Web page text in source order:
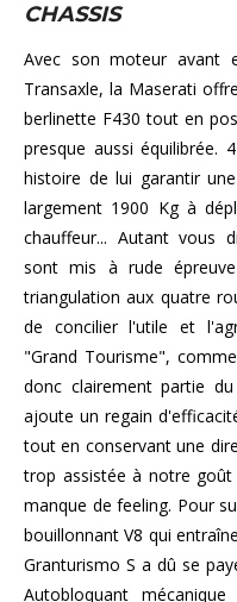
CHASSIS
Avec son moteur avant
Transaxle, la Maserati
berlinette F430 tout en
presque aussi équilibrée.
histoire de lui garantir
largement 1900 Kg à
chauffeur... Autant vous
sont mis à rude
triangulation aux quatre
de concilier l'utile et
"Grand Tourisme",
donc clairement partie
ajoute un regain
tout en conservant une
trop assistée à notre
manque de feeling. Pour
bouillonnant V8 qui
Granturismo S a dû se
Autobloquant